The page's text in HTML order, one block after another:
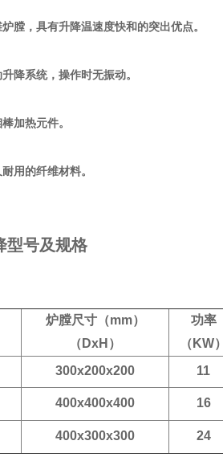
膛，具有升降温速度快和的突出优点。
降系统，操作时无振动。
加热元件。
用的纤维材料。
型号及规格
炉膛尺寸（mm）
（DxH）
功率
（KW）
300x200x200 11
400x400x400 16
400x300x300 24